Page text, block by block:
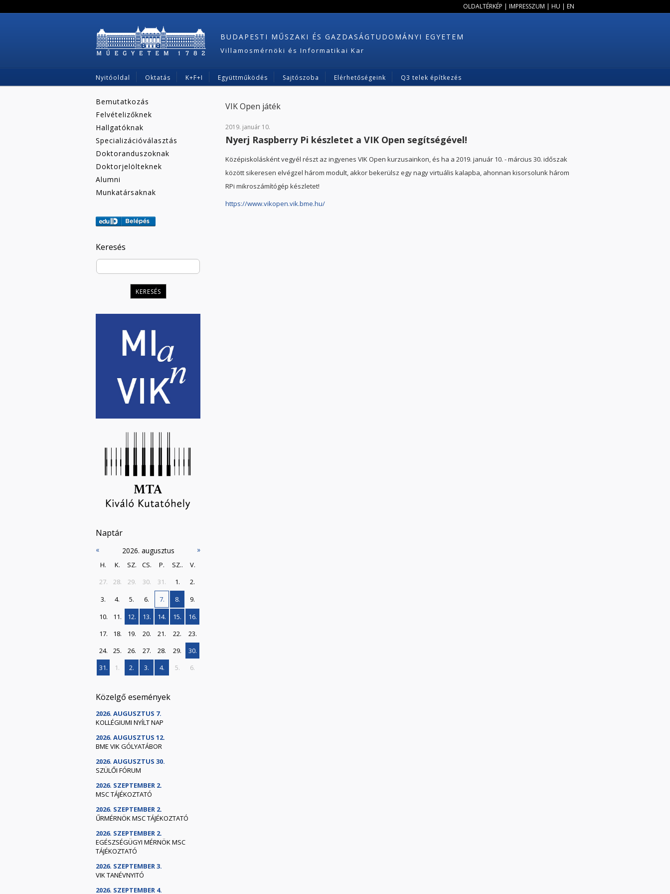
OLDALTÉRKÉP | IMPRESSZUM | HU | EN
BUDAPESTI MŰSZAKI ÉS GAZDASÁGTUDOMÁNYI EGYETEM
Villamosmérnöki és Informatikai Kar
Nyitóoldal Oktatás K+F+I Együttműködés Sajtószoba Elérhetőségeink Q3 telek építkezés
Bemutatkozás
Felvételizőknek
Hallgatóknak
Specializációválasztás
Doktoranduszoknak
Doktorjelölteknek
Alumni
Munkatársaknak
Keresés
Naptár
« 2026. augusztus »
H. K. SZ. CS. P. SZ..
V.
27.
28. 29. 30. 31. 1.
2.
3.
4. 5. 6. 7. 8.
9.
10.
11. 12. 13. 14. 15.
16.
17.
18. 19. 20. 21. 22.
23.
24.
25. 26. 27. 28. 29.
30.
31.
1. 2. 3. 4. 5. 6.
Közelgő események
2026. AUGUSZTUS 7.
KOLLÉGIUMI NYÍLT NAP
2026. AUGUSZTUS 12.
BME VIK GÓLYATÁBOR
2026. AUGUSZTUS 30.
SZÜLŐI FÓRUM
2026. SZEPTEMBER 2.
MSC TÁJÉKOZTATÓ
2026. SZEPTEMBER 2.
ŰRMÉRNÖK MSC TÁJÉKOZTATÓ
2026. SZEPTEMBER 2.
EGÉSZSÉGÜGYI MÉRNÖK MSC
TÁJÉKOZTATÓ
2026. SZEPTEMBER 3.
VIK TANÉVNYITÓ
2026. SZEPTEMBER 4.
VIK Open játék
2019. január 10.
Nyerj Raspberry Pi készletet a VIK Open segítségével!
Középiskolásként vegyél részt az ingyenes VIK Open kurzusainkon, és ha a 2019. január 10. - március 30. időszak
között sikeresen elvégzel három modult, akkor bekerülsz egy nagy virtuális kalapba, ahonnan kisorsolunk három
RPi mikroszámítógép készletet!
https://www.vikopen.vik.bme.hu/